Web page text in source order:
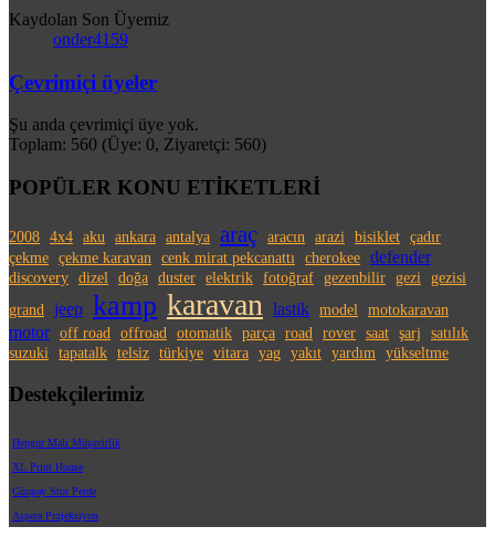
Kaydolan Son Üyemiz
onder4159
Çevrimiçi üyeler
Şu anda çevrimiçi üye yok.
Toplam: 560 (Üye: 0, Ziyaretçi: 560)
POPÜLER KONU ETİKETLERİ
2008 4x4 aku ankara antalya araç aracın arazi bisiklet çadır
çekme çekme karavan cenk mirat pekcanattı cherokee defender
discovery dizel doğa duster elektrik fotoğraf gezenbilir gezi
gezisi
grand
jeep kamp karavan lastik model motokaravan
motor off road offroad otomatik parça road rover saat şarj
satılık
suzuki
tapatalk telsiz türkiye vitara yag yakıt yardım yükseltme
Destekçilerimiz
Hepgur Mali Müşavirlik
XL Print House
Günpay Stor Perde
Aspera Projeksiyon